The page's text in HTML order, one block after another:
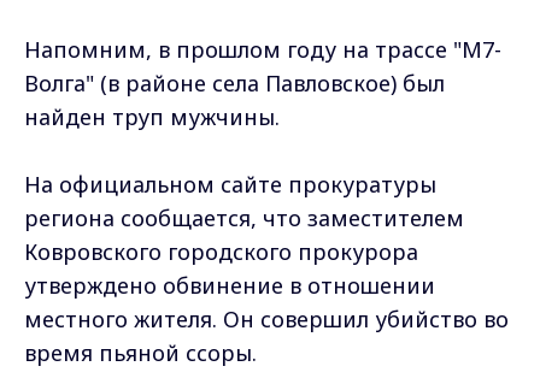
Напомним, в прошлом году на трассе "М7-
Волга" (в районе села Павловское) был
найден труп мужчины.
На официальном сайте прокуратуры
региона сообщается, что заместителем
Ковровского городского прокурора
утверждено обвинение в отношении
местного жителя. Он совершил убийство во
время пьяной ссоры.